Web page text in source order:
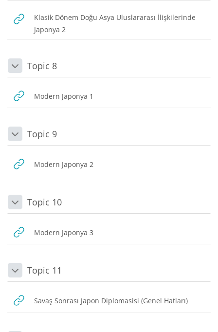
Klasik Dönem Doğu Asya Uluslararası İlişkilerinde
Japonya 2
DaraltTopic 8
Modern Japonya 1
DaraltTopic 9
Modern Japonya 2
DaraltTopic 10
Modern Japonya 3
DaraltTopic 11
Savaş Sonrası Japon Diplomasisi (Genel Hatları)URL